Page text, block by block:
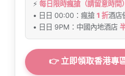
⚡ 每日限時瘋搶（請留意時間
• 日日 00:00：瘋搶 1 折酒店
• 日日 9PM：中國內地酒店
👉 立即領取香港專